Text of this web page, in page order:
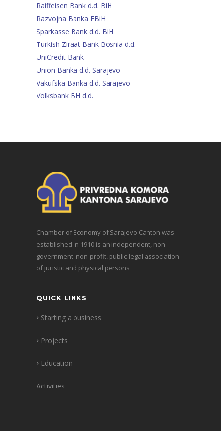
Raiffeisen Bank d.d. BiH
Razvojna Banka FBiH
Sparkasse Bank d.d. BiH
Turkish Ziraat Bank Bosnia d.d.
UniCredit Bank
Union Banka d.d. Sarajevo
Vakufska Banka d.d. Sarajevo
Volksbank BH d.d.
Chamber of Economy of Sarajevo Canton was
established in 1910 is an independent, non-
government, non-profit, public-legal association
of juristic and physical persons
QUICK LINKS
Starting a business
Projects
Education
Activities